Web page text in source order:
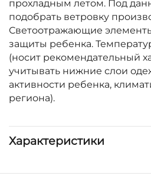
прохладным летом. Под
подобрать ветровку
Светоотражающие
защиты ребенка.
(носит рекомендательный
учитывать нижние слои
активности ребенка,
региона).
Характеристики